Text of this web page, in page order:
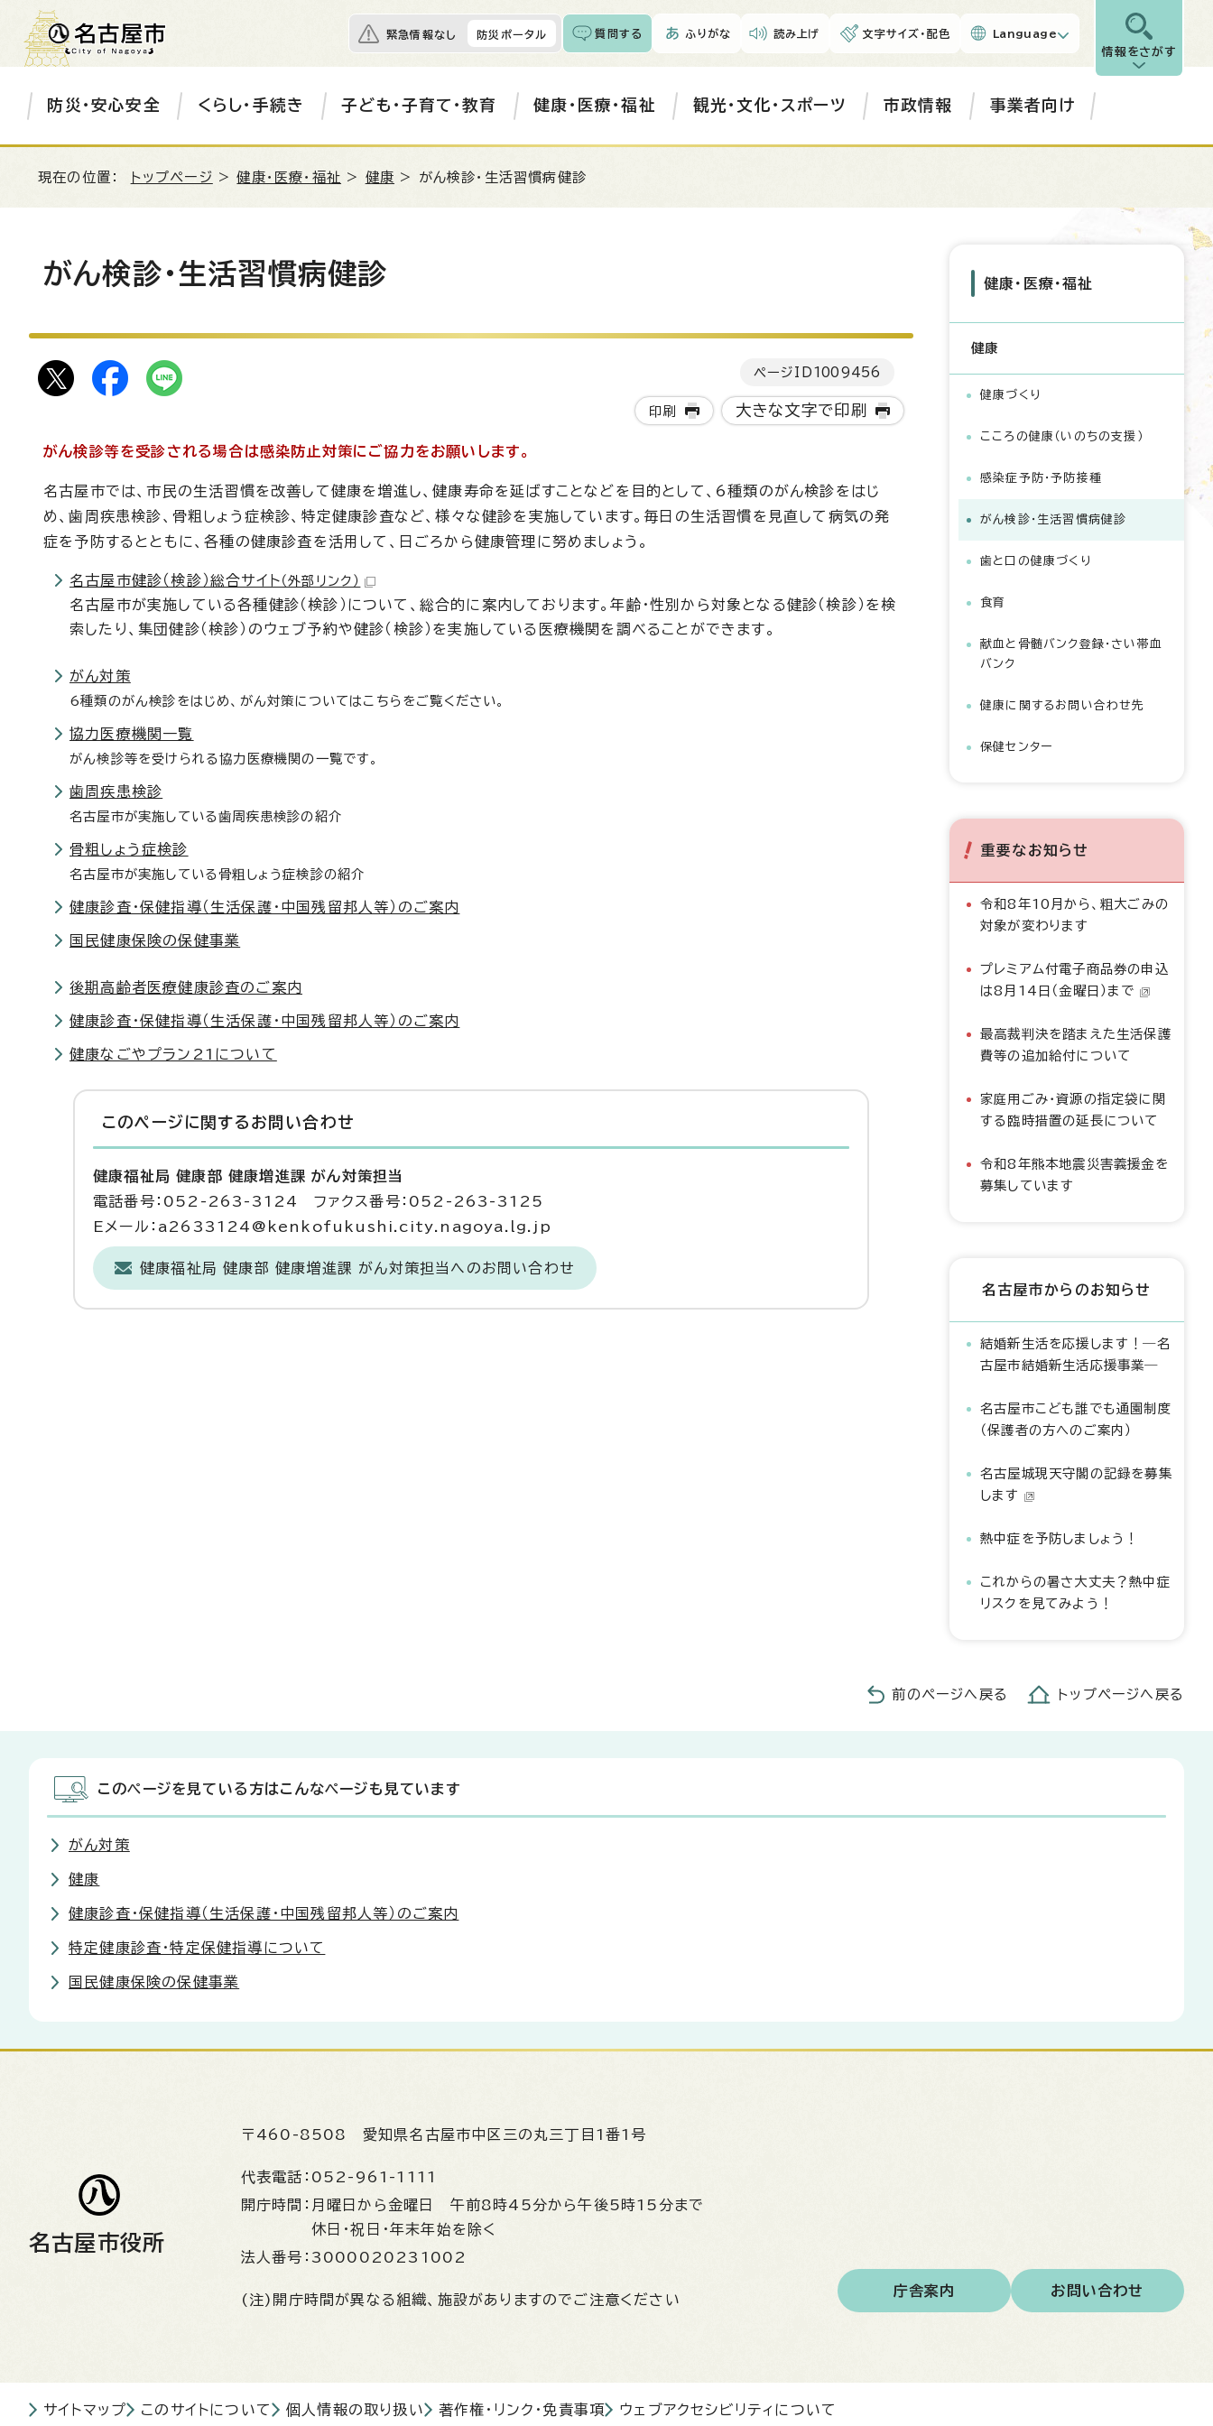
緊急情報なし 防災ポータル 質問する ふりがな 読み上げ 文字サイズ・配色 Language
情報をさがす
防災・安心安全 くらし・手続き 子ども・子育て・教育 健康・医療・福祉 観光・文化・スポーツ 市政情報 事業者向け
現在の位置： トップページ >健康・医療・福祉 > 健康 > がん検診・生活習慣病健診
がん検診・生活習慣病健診
ページID 1009456
印刷 大きな文字で印刷
がん検診等を受診される場合は感染防止対策にご協力をお願いします。
名古屋市では、市民の生活習慣を改善して健康を増進し、健康寿命を延ばすことなどを目的として、6種類のがん検診をはじ
め、歯周疾患検診、骨粗しょう症検診、特定健康診査など、様々な健診を実施しています。毎日の生活習慣を見直して病気の発
症を予防するとともに、各種の健康診査を活用して、日ごろから健康管理に努めましょう。
名古屋市健診（検診）総合サイト （外部リンク）
名古屋市が実施している各種健診（検診）について、総合的に案内しております。年齢・性別から対象となる健診（検診）を検
索したり、集団健診（検診）のウェブ予約や健診（検診）を実施している医療機関を調べることができます。
がん対策
6種類のがん検診をはじめ、がん対策についてはこちらをご覧ください。
協力医療機関一覧
がん検診等を受けられる協力医療機関の一覧です。
歯周疾患検診
名古屋市が実施している歯周疾患検診の紹介
骨粗しょう症検診
名古屋市が実施している骨粗しょう症検診の紹介
健康診査・保健指導（生活保護・中国残留邦人等）のご案内
国民健康保険の保健事業
後期高齢者医療健康診査のご案内
健康診査・保健指導（生活保護・中国残留邦人等）のご案内
健康なごやプラン21について
このページに関する お問い合わせ
健康福祉局 健康部 健康増進課 がん対策担当
電話番号：052-263-3124 ファクス番号：052-263-3125
Eメール：a2633124@kenkofukushi.city.nagoya.lg.jp
健康福祉局 健康部 健康増進課 がん対策担当へのお問い合わせ
健康・医療・福祉
健康
健康づくり
こころの健康（いのちの支援）
感染症予防・予防接種
がん検診・生活習慣病健診
歯と口の健康づくり
食育
献血と骨髄バンク登録・さい帯血
バンク
健康に関するお問い合わせ先
保健センター
重要なお知らせ
令和8年10月から、粗大ごみの
対象が変わります
プレミアム付電子商品券の申込
は8月14日（金曜日）まで
最高裁判決を踏まえた生活保護
費等の追加給付について
家庭用ごみ・資源の指定袋に関
する臨時措置の延長について
令和8年熊本地震災害義援金を
募集しています
名古屋市からのお知らせ
結婚新生活を応援します！―名
古屋市結婚新生活応援事業―
名古屋市こども誰でも通園制度
（保護者の方へのご案内）
名古屋城現天守閣の記録を募集
します
熱中症を予防しましょう！
これからの暑さ大丈夫？熱中症
リスクを見てみよう！
前のページへ戻る トップページへ戻る
このページを見ている方はこんなページも見ています
がん対策
健康
健康診査・保健指導（生活保護・中国残留邦人等）のご案内
特定健康診査・特定保健指導について
国民健康保険の保健事業
名古屋市役所
〒460-8508 愛知県名古屋市中区三の丸三丁目1番1号
代表電話： 052-961-1111
開庁時間： 月曜日から金曜日 午前8時45分から午後5時15分まで
休日・祝日・年末年始を除く
法人番号： 3000020231002
(注)開庁時間が異なる組織、施設がありますのでご注意ください
庁舎案内 お問い合わせ
サイトマップ このサイトについて 個人情報の取り扱い 著作権・リンク・免責事項 ウェブアクセシビリティについて